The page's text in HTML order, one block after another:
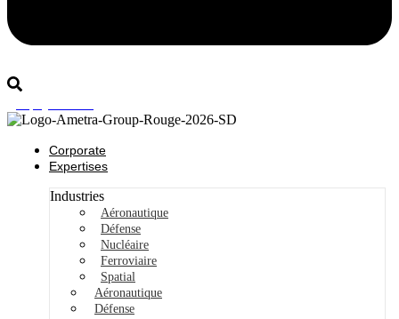
Corporate
Expertises
Industries
Aéronautique
Défense
Nucléaire
Ferroviaire
Spatial
Aéronautique
Défense